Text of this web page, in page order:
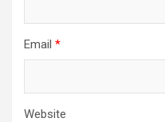
Email *
Website